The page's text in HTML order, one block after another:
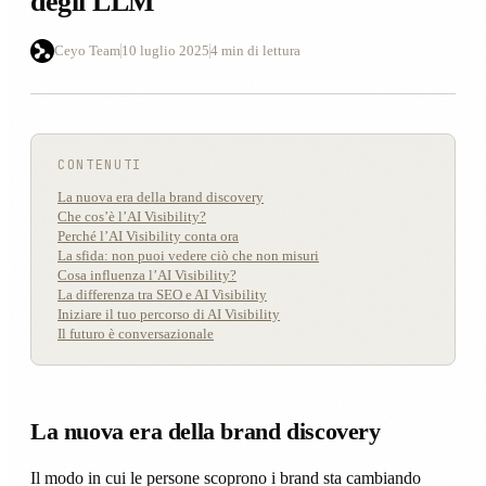
Ceyo Team10 luglio 20254 min di lettura
CONTENUTI
La nuova era della brand discovery
Che cos’è l’AI Visibility?
Perché l’AI Visibility conta ora
La sfida: non puoi vedere ciò che non misuri
Cosa influenza l’AI Visibility?
La differenza tra SEO e AI Visibility
Iniziare il tuo percorso di AI Visibility
Il futuro è conversazionale
La nuova era della brand discovery
Il modo in cui le persone scoprono i brand sta cambiando